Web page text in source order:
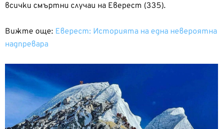
всички смъртни случаи на Еверест (335).
Вижте още: Еверест: Историята на една невероятна
надпревара